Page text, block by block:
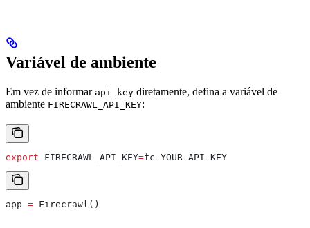
Variável de ambiente
Em vez de informar api_key diretamente, defina a variável de
ambiente FIRECRAWL_API_KEY:
export FIRECRAWL_API_KEY=fc-YOUR-API-KEY
app = Firecrawl()